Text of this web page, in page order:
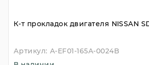
К-т прокладок двигателя NISSAN
Артикул: A-EF01-165A-0024B